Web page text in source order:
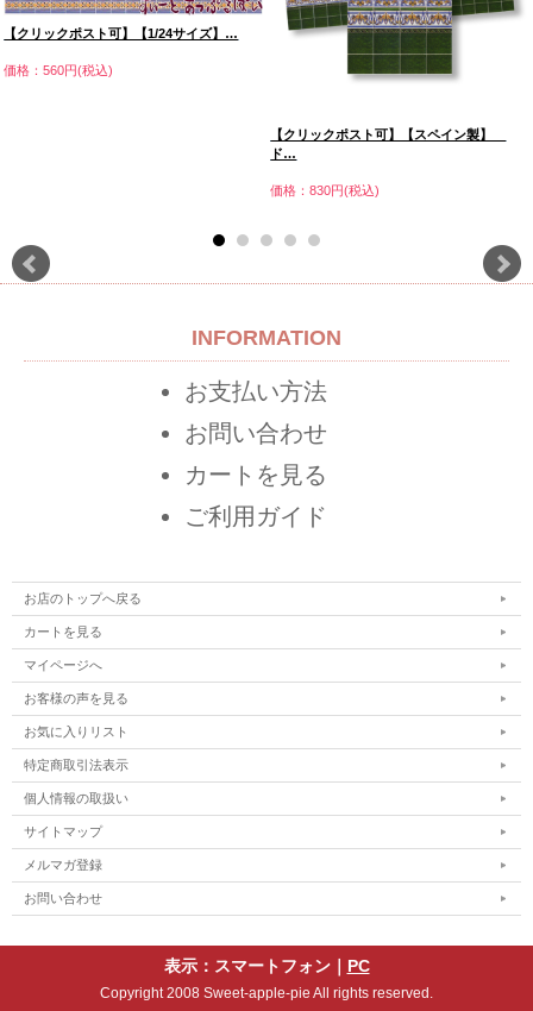
【クリックポスト可】【1/24サイズ】…
価格：560円(税込)
【クリックポスト可】【スペイン製】
ド…
価格：830円(税込)
INFORMATION
お支払い方法
お問い合わせ
カートを見る
ご利用ガイド
お店のトップへ戻る
カートを見る
マイページへ
お客様の声を見る
お気に入りリスト
特定商取引法表示
個人情報の取扱い
サイトマップ
メルマガ登録
お問い合わせ
表示：スマートフォン｜ PC
Copyright 2008 Sweet-apple-pie All rights reserved.